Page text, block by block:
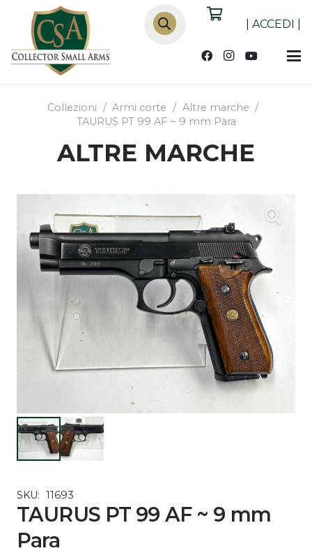
Products
search
ACCEDI
Collezioni / Armi corte / Altre marche /
TAURUS PT 99 AF ~ 9 mm Para
ALTRE MARCHE
SKU: 11693
TAURUS PT 99 AF ~ 9 mm
Para